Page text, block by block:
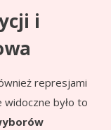
i
represjami
było to